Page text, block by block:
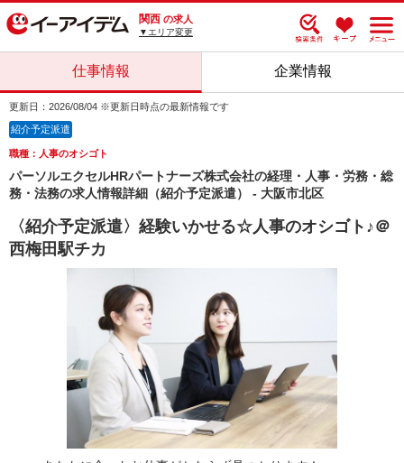
関西 の求人
▼エリア変更
仕事情報 企業情報
更新日：2026/08/04 ※更新日時点の最新情報です
紹介予定派遣
職種：人事のオシゴト
パーソルエクセルHRパートナーズ株式会社の経理・人事・労務・総
務・法務の求人情報詳細（紹介予定派遣） - 大阪市北区
〈紹介予定派遣〉経験いかせる☆人事のオシゴト♪＠
西梅田駅チカ